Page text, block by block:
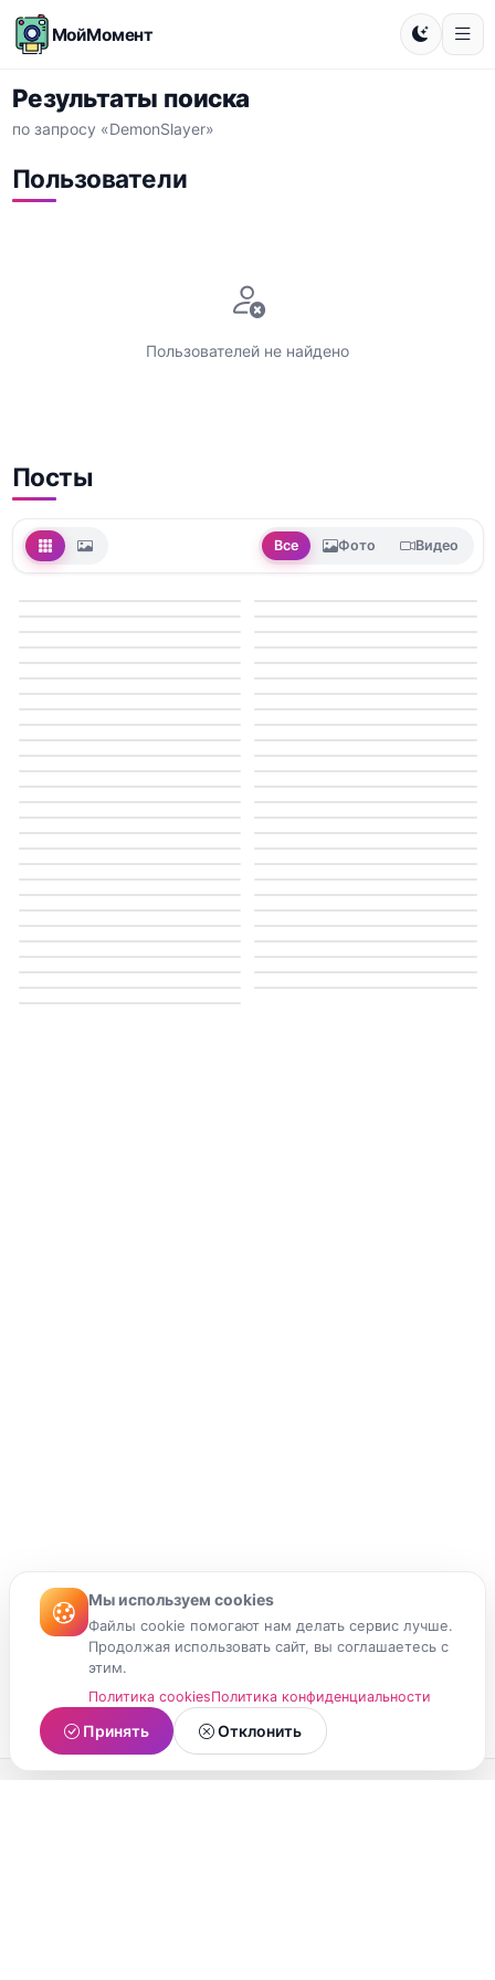
МойМомент
Результаты поиска
по запросу «DemonSlayer»
Пользователи
Пользователей не найдено
Посты
Все Фото Видео
Мы используем cookies
Файлы cookie помогают нам делать сервис лучше.
Продолжая использовать сайт, вы соглашаетесь с
этим.
Политика cookiesПолитика конфиденциальности
Принять Отклонить